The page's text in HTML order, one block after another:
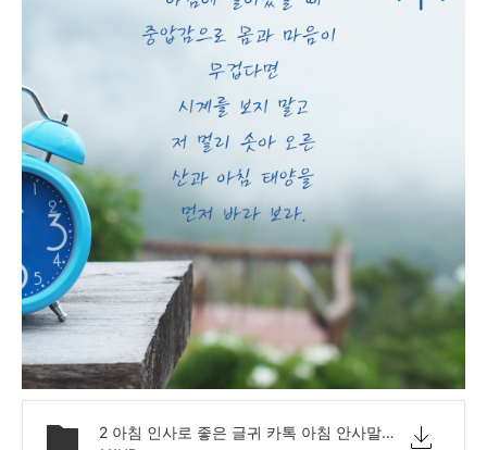
2 아침 인사로 좋은 글귀 카톡 아침 안사말 모음 문구.png